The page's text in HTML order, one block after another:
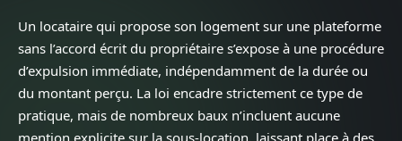
Un locataire qui propose son logement sur une plateforme
sans l’accord écrit du propriétaire s’expose à une procédure
d’expulsion immédiate, indépendamment de la durée ou
du montant perçu. La loi encadre strictement ce type de
pratique, mais de nombreux baux n’incluent aucune
mention explicite sur la sous-location, laissant place à des